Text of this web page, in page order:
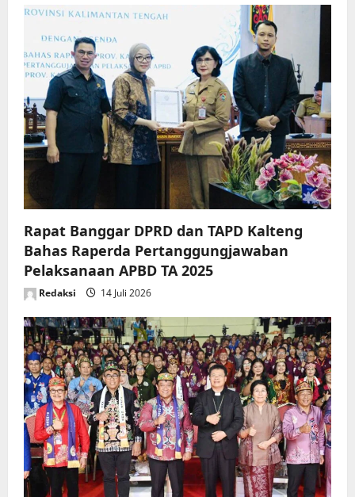
Rapat Banggar DPRD dan TAPD Kalteng
Bahas Raperda Pertanggungjawaban
Pelaksanaan APBD TA 2025
Redaksi 14 Juli 2026